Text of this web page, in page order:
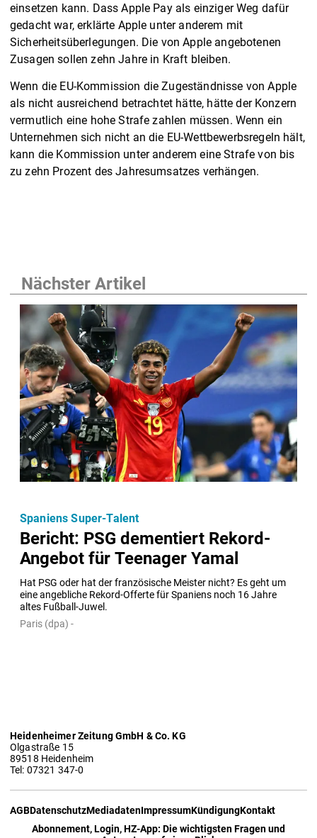
einsetzen kann. Dass Apple Pay als einziger Weg dafür
gedacht war, erklärte Apple unter anderem mit
Sicherheitsüberlegungen. Die von Apple angebotenen
Zusagen sollen zehn Jahre in Kraft bleiben.
Wenn die EU-Kommission die Zugeständnisse von Apple
als nicht ausreichend betrachtet hätte, hätte der Konzern
vermutlich eine hohe Strafe zahlen müssen. Wenn ein
Unternehmen sich nicht an die EU-Wettbewerbsregeln hält,
kann die Kommission unter anderem eine Strafe von bis
zu zehn Prozent des Jahresumsatzes verhängen.
Nächster Artikel
Bericht: PSG dementiert Rekord-
Angebot für Teenager Yamal
Hat PSG oder hat der französische Meister nicht? Es geht um
eine angebliche Rekord-Offerte für Spaniens noch 16 Jahre
altes Fußball-Juwel.
Spaniens Super-Talent
Paris (dpa) -
Heidenheimer Zeitung GmbH & Co. KG
Olgastraße 15
89518 Heidenheim
Tel: 07321 347-0
AGBDatenschutzMediadatenImpressumKündigungKontakt
Abonnement, Login, HZ-App: Die wichtigsten Fragen und